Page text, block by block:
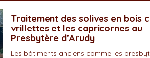
Traitement des solives en bois
vrillettes et les capricornes au
Presbytère d’Arudy
Les bâtiments anciens comme les